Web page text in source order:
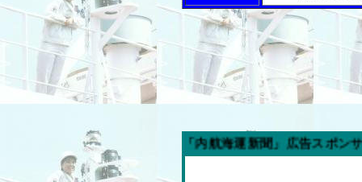
今週の「内航海運新聞」広告スポンサー企業